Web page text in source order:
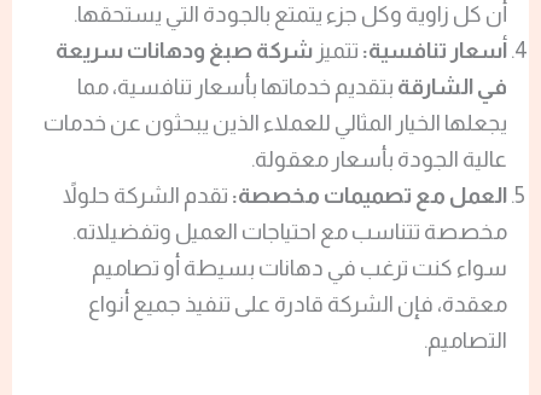
أن كل زاوية وكل جزء يتمتع بالجودة التي يستحقها.
أسعار تنافسية: تتميزشركة صبغ ودهانات سريعة
في الشارقة بتقديم خدماتها بأسعار تنافسية، مما
يجعلها الخيار المثالي للعملاء الذين يبحثون عن خدمات
عالية الجودة بأسعار معقولة.
العمل مع تصميمات مخصصة: تقدم الشركة حلولاً
مخصصة تتناسب مع احتياجات العميل وتفضيلاته.
سواء كنت ترغب في دهانات بسيطة أو تصاميم
معقدة، فإن الشركة قادرة على تنفيذ جميع أنواع
التصاميم.